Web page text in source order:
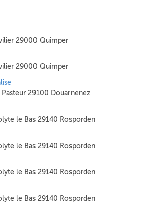
29000 Quimper
29000 Quimper
Pasteur 29100 Douarnenez
le Bas 29140 Rosporden
le Bas 29140 Rosporden
le Bas 29140 Rosporden
le Bas 29140 Rosporden